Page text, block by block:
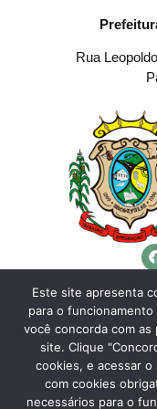
Rua
E-mail:
Este site apresenta
para o
você concorda com
site. Clique
cookies, e acessar
com cookies
necessários para o